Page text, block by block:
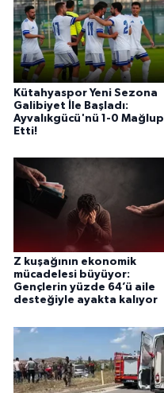
Kütahyaspor Yeni Sezona
Galibiyet İle Başladı:
Ayvalıkgücü'nü 1-0 Mağlup
Etti!
Z kuşağının ekonomik
mücadelesi büyüyor:
Gençlerin yüzde 64’ü aile
desteğiyle ayakta kalıyor